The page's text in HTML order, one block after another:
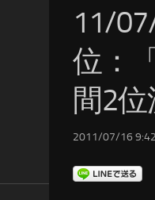
11/
位：
間2
2011/07/16 9:42